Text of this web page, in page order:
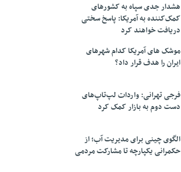
هشدار جدی سپاه به کشورهای
کمک‌کننده به آمریکا: پاسخ سختی
دریافت خواهند کرد
موشک های آمریکا کدام شهرهای
ایران را هدف قرار داد؟
فرجی تهرانی: واردات لپ‌تاپ‌های
دست دوم به بازار کمک کرد
الگوی چینی برای مدیریت آب؛ از
حکمرانی یکپارچه تا مشارکت مردمی